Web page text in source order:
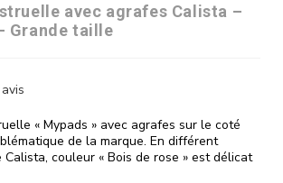
avec agrafes Calista –
Grande taille
avis
« Mypads » avec agrafes sur le coté
de la marque. En différent
couleur « Bois de rose » est délicat